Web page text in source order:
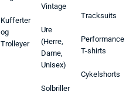
Kufferter
og
Trolleyer
Vintage
Ure
(Herre,
Dame,
Unisex)
Solbriller
Tracksuits
Performance
T-shirts
Cykelshorts